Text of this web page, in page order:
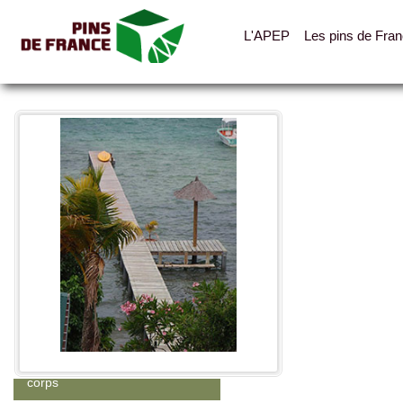
L'APEP Les pins de
Toutes les photos
Catégories
Abris, cabanes, auvents
corps